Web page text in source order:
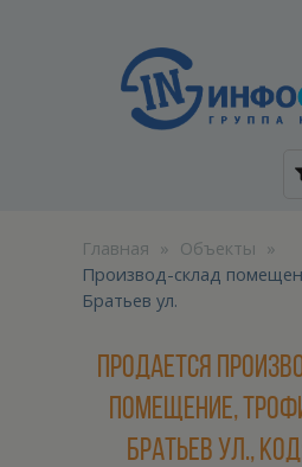
Главная » Объекты »
Производ-склад
Братьев ул.
Продается
помещение,
Братьев ул.,